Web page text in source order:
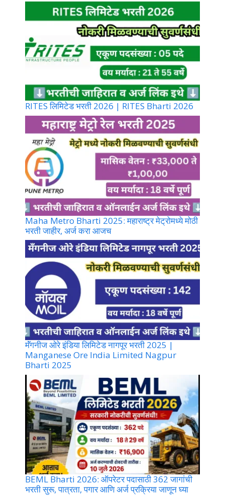
RITES लिमिटेड भरती 2026 | RITES Bharti 2026
Maha Metro Bharti 2025: महाराष्ट्र मेट्रोमध्ये मोठी
भरती जाहीर, अर्ज करा आजच
मॅंगनीज ओरे इंडिया लिमिटेड नागपूर भरती 2025 |
Manganese Ore India Limited Nagpur
Bharti 2025
BEML Bharti 2026: ऑपरेटर पदासाठी 362 जागांची
भरती सुरू, पात्रता, पगार आणि अर्ज प्रक्रिया जाणून घ्या